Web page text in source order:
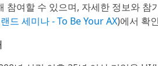
참여할 수 있으며, 자세한 정보와
드 세미나 - To Be Your AX)에서 확